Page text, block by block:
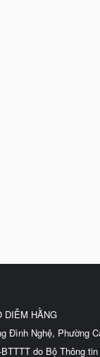
DIỄM HẰNG
Đình Nghệ, Phường
do Bộ Thông